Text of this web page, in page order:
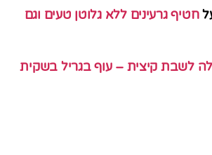
חטיף גרעינים ללא גלוטן טעים וגם
לשבת קיצית – עוף בגריל בשקית